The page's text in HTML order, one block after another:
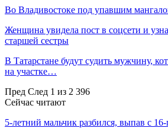
Во Владивостоке под упавшим
Женщина увидела пост в соцсети и
старшей сестры
В Татарстане будут судить мужчину,
на участке…
Пред След 1 из 2 396
Сейчас читают
5-летний мальчик разбился, выпав с